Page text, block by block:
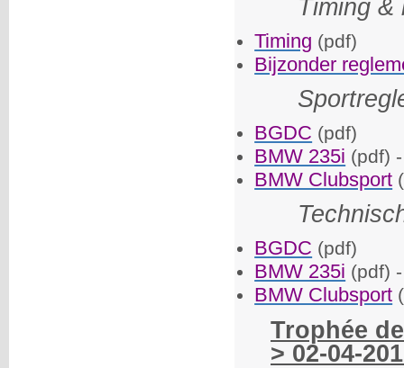
Timing &
Timing (pdf)
Bijzonder
BGDC (pdf)
BMW 235i (pdf)
BMW Clubsport
BGDC (pdf)
BMW 235i (pdf)
BMW Clubsport
Trophée
> 02-04-